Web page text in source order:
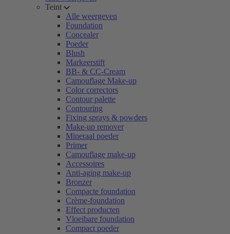
Teint
Alle weergeven
Foundation
Concealer
Poeder
Blush
Markeerstift
BB- & CC-Cream
Camouflage Make-up
Color correctors
Contour palette
Contouring
Fixing sprays & powders
Make-up remover
Mineraal poeder
Primer
Camouflage make-up
Accessoires
Anti-aging make-up
Bronzer
Compacte foundation
Crème-foundation
Effect producten
Vloeibare foundation
Compact poeder